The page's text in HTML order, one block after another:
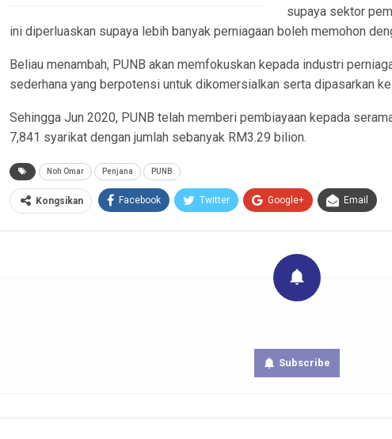
supaya sektor
ini diperluaskan supaya lebih banyak perniagaan boleh memohon
Beliau menambah, PUNB akan memfokuskan kepada industri
sederhana yang berpotensi untuk dikomersialkan serta dipasarkan
Sehingga Jun 2020, PUNB telah memberi pembiayaan kepada
7,841 syarikat dengan jumlah sebanyak RM3.29 bilion.
Noh Omar Penjana PUNB
Kongsikan Facebook Twitter Google+ Email
Subscribe